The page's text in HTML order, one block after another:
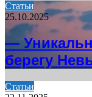
Статьи
25.10.2025
—
берегу
Статьи